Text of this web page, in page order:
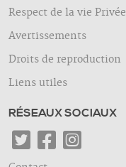
Respect de la vie Privée
Avertissements
Droits de reproduction
Liens utiles
RÉSEAUX SOCIAUX